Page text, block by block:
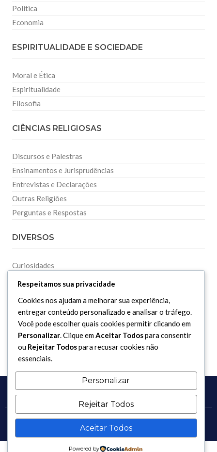
Política
Economia
ESPIRITUALIDADE E SOCIEDADE
Moral e Ética
Espiritualidade
Filosofia
CIÊNCIAS RELIGIOSAS
Discursos e Palestras
Ensinamentos e Jurisprudências
Entrevistas e Declarações
Outras Religiões
Perguntas e Respostas
DIVERSOS
Curiosidades
Dicionário Islâmico
Copyright 2017 - 2026 / Todos os direitos reservados.
Respeitamos sua privacidade
Cookies nos ajudam a melhorar sua experiência,
entregar conteúdo personalizado e analisar o tráfego.
Você pode escolher quais cookies permitir clicando em
Personalizar. Clique emAceitar Todospara consentir
ou Rejeitar Todospara recusar cookies não
essenciais.
Personalizar
Rejeitar Todos
Aceitar Todos
Powered by